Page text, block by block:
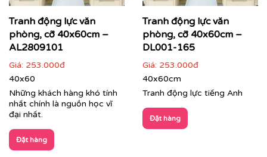
Tranh văn phòng in theo mẫu và kích thước riêng của
khách hàng
⇨Tìm mẫu tranh
Tranh động lực văn
phòng, cỡ 40x60cm –
AL2809101
Giá: 253.000đ
40x60
Những khách hàng khó tính
nhất chính là nguồn học vĩ
đại nhất.
Đặt hàng
Tranh động lực văn
phòng, cỡ 40x60cm –
DL001-165
Giá: 253.000đ
40x60cm
Tranh động lực tiếng Anh
Đặt hàng